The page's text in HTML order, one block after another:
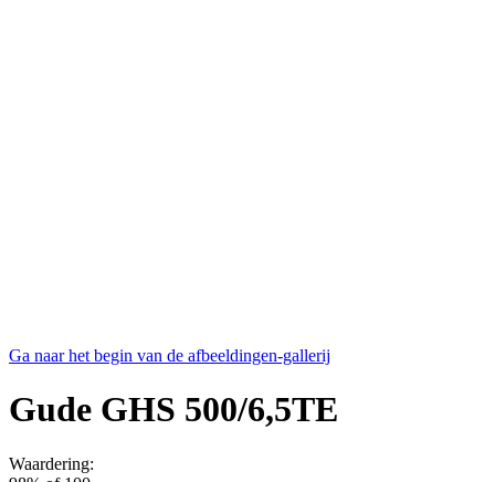
Ga naar het begin van de afbeeldingen-gallerij
Gude GHS 500/6,5TE
Waardering: